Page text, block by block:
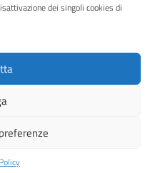
dei singoli cookies di